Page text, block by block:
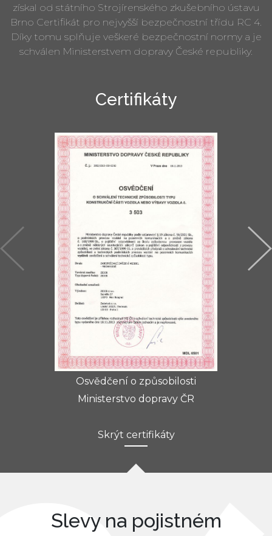
získal od státního Strojírenského zkušebního ústavu
Brno Certifikát pro nejvyšší bezpečnostní třídu RC 4.
Díky tomu splňuje veškeré bezpečnostní normy a je
schválen Ministerstvem dopravy České republiky.
Certifikáty
Osvědčení o způsobilosti
Ministerstvo dopravy ČR
Skrýt certifikáty
Slevy na pojistném